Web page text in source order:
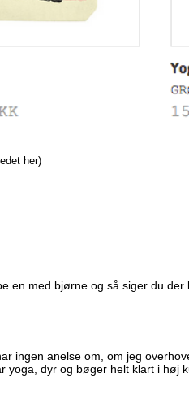
her)
en med bjørne og så siger du
ingen anelse om, om jeg
yoga, dyr og bøger helt klart i høj